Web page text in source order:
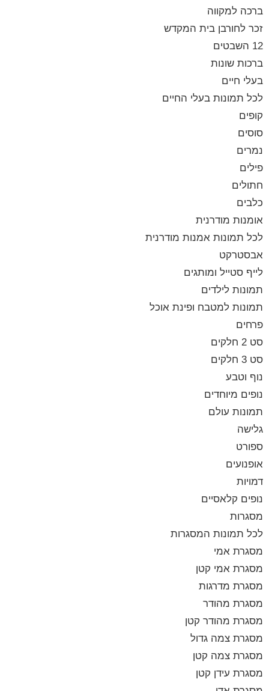
ברכה למקווה
זכר לחורבן בית המקדש
12 השבטים
ברכות שונות
בעלי חיים
לכל תמונות בעלי החיים
קופים
סוסים
נמרים
פילים
חתולים
כלבים
אומנות מודרנית
לכל תמונות אמנות מודרנית
אבסטרקט
לייף סטייל ומותגים
תמונות לילדים
תמונות למטבח ופינת אוכל
פרחים
סט 2 חלקים
סט 3 חלקים
נוף וטבע
נופים מיוחדים
תמונות עולם
גלישה
ספורט
אופנועים
דמויות
נופים קלאסיים
מסגרות
לכל תמונות המסגרות
מסגרת אמי
מסגרת אמי קטן
מסגרת מדרגות
מסגרת מהודר
מסגרת מהודר קטן
מסגרת צמה גדול
מסגרת צמה קטן
מסגרת עידן קטן